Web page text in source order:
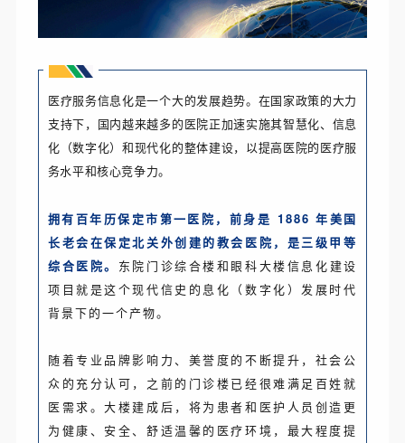
医疗服务信息化是一个大的发展趋势。在国家政策的大力
支持下，国内越来越多的医院正加速实施其智慧化、信息
化（数字化）和现代化的整体建设，以提高医院的医疗服
务水平和核心竞争力。
拥有百年历保定市第一医院，前身是 1886 年美国
长老会在保定北关外创建的教会医院，是三级甲等
综合医院。 东院门诊综合楼和眼科大楼信息化建设
项目就是这个现代信史的息化（数字化）发展时代
背景下的一个产物。
随着专业品牌影响力、美誉度的不断提升，社会公
众的充分认可，之前的门诊楼已经很难满足百姓就
医需求。大楼建成后，将为患者和医护人员创造更
为健康、安全、舒适温馨的医疗环境，最大程度提